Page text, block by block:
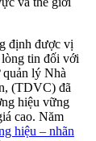
định được vị
tin đối với
quản lý Nhà
(TDVC) đã
hiệu vững
cao. Năm
hiệu – nhãn